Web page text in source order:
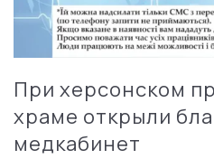
При херсонском
храме открыли
медкабинет